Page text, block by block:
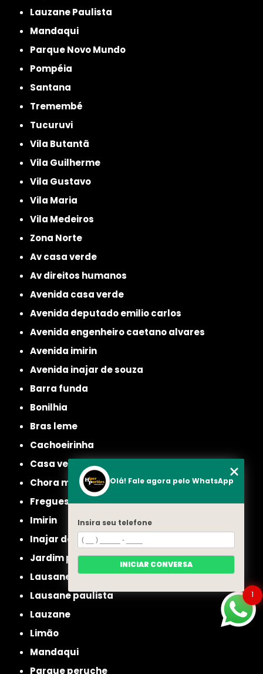
Lauzane Paulista
Mandaqui
Parque Novo Mundo
Pompéia
Santana
Tremembé
Tucuruvi
Vila Butantã
Vila Guilherme
Vila Gustavo
Vila Maria
Vila Medeiros
Zona Norte
av casa verde
av direitos humanos
avenida casa verde
avenida deputado emilio carlos
avenida engenheiro caetano alvares
avenida imirin
avenida inajar de souza
barra funda
bonilhia
bras leme
cachoeirinha
casa verde
chora menino
freguesia do ó
imirin
inajar de souza
jardim picolo
lausane
lausane paulista
lauzane
limão
mandaqui
parque peruche
1
Olá! Fale agora pelo WhatsApp
Insira seu telefone
INICIAR CONVERSA